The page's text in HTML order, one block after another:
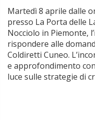
Martedì 8 aprile dalle
presso La Porta delle
Nocciolo in Piemonte,
rispondere alle
Coldiretti Cuneo.
e approfondimento
luce sulle strategie di